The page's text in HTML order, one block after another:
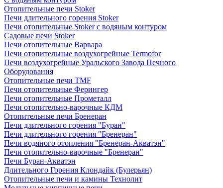
Отопительные печи Stoker
Печи длительного горения Stoker
Печи отопительные Stoker с водяным контуром
Садовые печи Stoker
Печи отопительные Варвара
Печи отопительные воздухогрейные Termofor
Печи воздухогрейные Уральского Завода Печного
Оборудования
Отопительные печи TMF
Печи отопительные Ферингер
Печи отопительные Прометалл
Печи отопительно-варочные КДМ
Отопительные печи Бренеран
Печи длительного горения "Буран"
Печи длительного горения "Бренеран"
Печи водяного отопления "Бренеран-Акватэн"
Печи отопительно-варочные "Бренеран"
Печи Буран-Акватэн
Длительного Горения Клондайк (Булерьян)
Отопительные печи и камины Технолит